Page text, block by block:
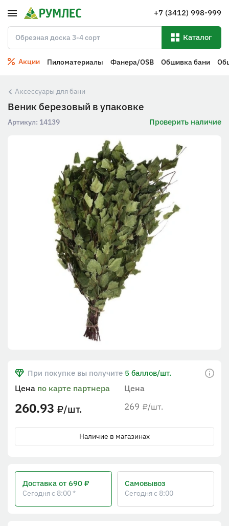
+7 (3412) 998-999
Каталог
Акции Пиломатериалы Фанера/OSB Обшивка бани
Аксессуары для бани
Веник березовый в упаковке
Артикул: 14139 Проверить наличие
При покупке вы получите 5 баллов/шт.
Цена
269 ₽/шт.
Цена по карте партнера
260.93 ₽/шт.
Наличие в магазинах
Доставка от 690 ₽
Сегодня с 8:00 *
Самовывоз
Сегодня с 8:00